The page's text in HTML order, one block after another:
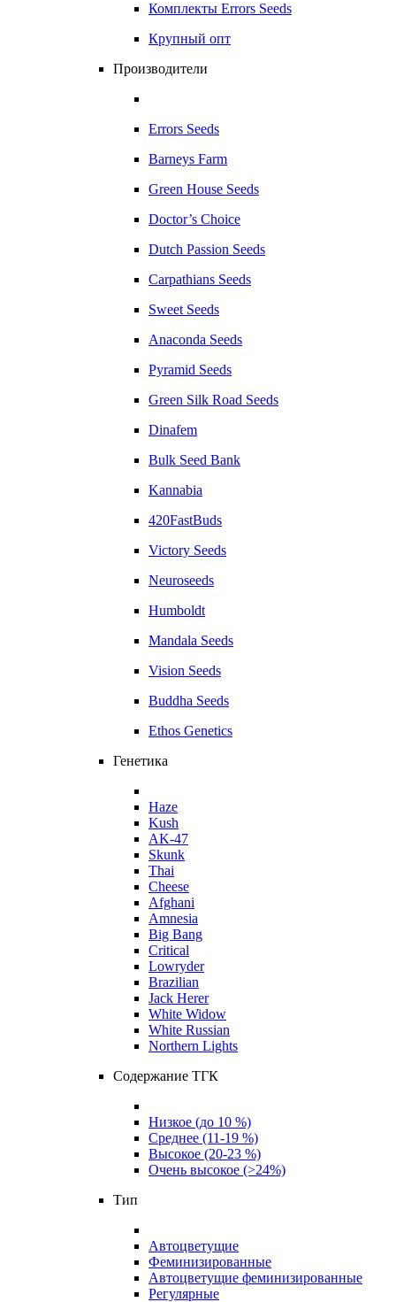
Комплекты Errors Seeds
Крупный опт
Производители
Errors Seeds
Barneys Farm
Green House Seeds
Doctor’s Choice
Dutch Passion Seeds
Carpathians Seeds
Sweet Seeds
Anaconda Seeds
Pyramid Seeds
Green Silk Road Seeds
Dinafem
Bulk Seed Bank
Kannabia
420FastBuds
Victory Seeds
Neuroseeds
Humboldt
Mandala Seeds
Vision Seeds
Buddha Seeds
Ethos Genetics
Генетика
Haze
Kush
AK-47
Skunk
Thai
Cheese
Afghani
Amnesia
Big Bang
Critical
Lowryder
Brazilian
Jack Herer
White Widow
White Russian
Northern Lights
Содержание ТГК
Низкое (до 10 %)
Среднее (11-19 %)
Высокое (20-23 %)
Очень высокое (>24%)
Тип
Автоцветущие
Феминизированные
Автоцветущие феминизированные
Регулярные